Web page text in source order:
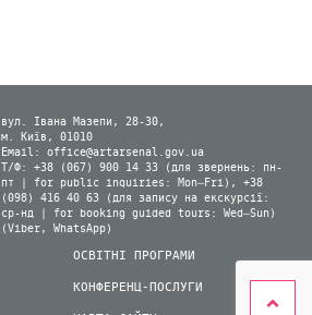
вул. Івана Мазепи, 28-30,
м. Київ, 01010
Email: office@artarsenal.gov.ua
Т/Ф: +38 (067) 900 14 33 (для звернень: пн-
пт | for public inquiries: Mon–Fri), +38
(098) 416 40 63 (для запису на екскурсії:
ср-нд | for booking guided tours: Wed–Sun)
(Viber, WhatsApp)
ОСВІТНІ ПРОГРАМИ
КОНФЕРЕНЦ-ПОСЛУГИ